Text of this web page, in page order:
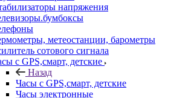
напряжения
метеостанции, барометры
сотового сигнала
с GPS,смарт, детские
Назад
Часы с GPS,смарт, детские
Часы электронные